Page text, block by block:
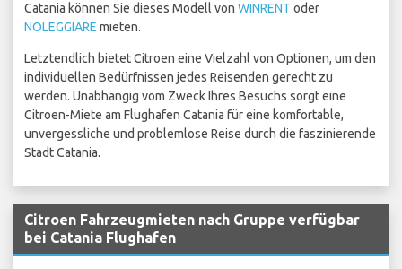
Catania können Sie dieses Modell von WINRENT oder
NOLEGGIARE mieten.
Letztendlich bietet Citroen eine Vielzahl von Optionen, um den
individuellen Bedürfnissen jedes Reisenden gerecht zu
werden. Unabhängig vom Zweck Ihres Besuchs sorgt eine
Citroen-Miete am Flughafen Catania für eine komfortable,
unvergessliche und problemlose Reise durch die faszinierende
Stadt Catania.
Citroen Fahrzeugmieten nach Gruppe verfügbar
bei Catania Flughafen